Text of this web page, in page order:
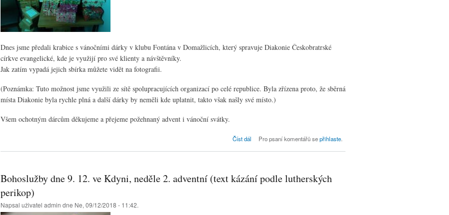
Dnes jsme předali krabice s vánočními dárky v klubu Fontána v Domažlicích, který spravuje Diakonie Českobratrské
církve evangelické, kde je využijí pro své klienty a návštěvníky.
Jak zatím vypadá jejich sbírka můžete vidět na fotografii.
(Poznámka: Tuto možnost jsme využili ze sítě spolupracujících organizací po celé republice. Byla zřízena proto, že sběrná
místa Diakonie byla rychle plná a další dárky by neměli kde uplatnit, takto však našly své místo.)
Všem ochotným dárcům děkujeme a přejeme požehnaný advent i vánoční svátky.
Číst dál Vánoční krabice
Pro psaní komentářů sepřihlaste.
Bohoslužby dne 9. 12. ve Kdyni, neděle 2. adventní (text kázání podle lutherských
perikop)
Napsal uživatel admin dne Ne, 09/12/2018 - 11:42.